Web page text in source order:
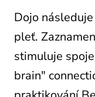
Dojo
pleť.
stimuluje
brain"